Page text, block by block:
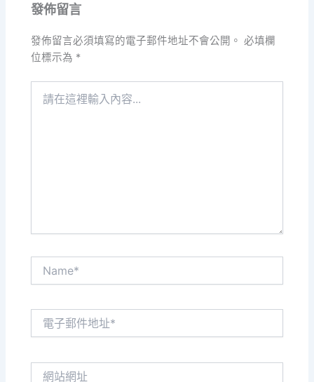
發佈留言
發佈留言必須填寫的電子郵件地址不會公開。 必填欄
位標示為 *